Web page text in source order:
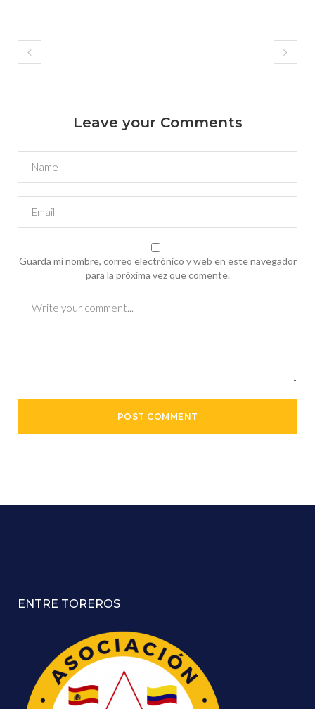
Leave your Comments
Guarda mi nombre, correo electrónico y web en este navegador
para la próxima vez que comente.
ENTRE TOREROS